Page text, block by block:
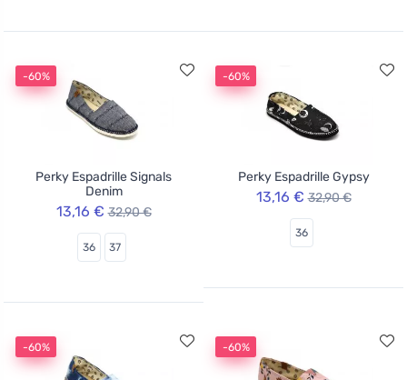
-60%
Perky Espadrille Signals
Denim
13,16 € 32,90 €
36 37
-60%
Perky Espadrille Gypsy
13,16 € 32,90 €
36
-60% -60%